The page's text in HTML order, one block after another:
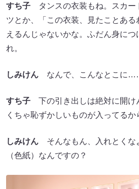
すち子 タンスの衣装もね。スカー
ツとか、「この衣装、見たことある
えるんじゃないかな。ふだん身につ
れ。
しみけん なんで、こんなとこに
すち子 下の引き出しは絶対に開
くちゃ恥ずかしいものが入ってるか
しみけん そんなもん、入れとくな
（色紙）なんですの？